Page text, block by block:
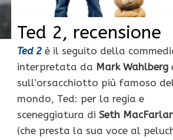
Ted 2, recensione
Ted 2 è il seguito della
interpretata da Mark Wahlberg
sull’orsacchiotto più famoso
mondo, Ted: per la regia e
sceneggiatura di Seth
(che presta la sua voce al